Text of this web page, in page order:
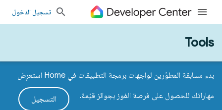
تسجيل الدخول
Tools
بدء مسابقة المطوّرين لواجهات برمجة التطبيقات في Home استعرِض
مهاراتك للحصول على فرصة الفوز بجوائز قيّمة. التسجيل